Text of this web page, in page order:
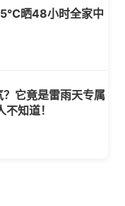
晒48小时全家中
它竟是雷雨天专属
知道！